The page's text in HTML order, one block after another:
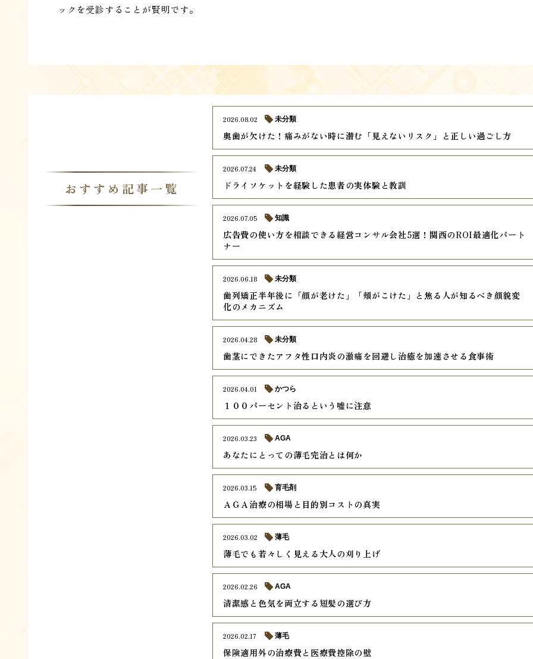
ックを受診することが賢明です。
おすすめ記事一覧
奥歯が欠けた！痛みがない時に潜む「見えないリスク」と正しい過ごし方
2026.08.02 未分類
ドライソケットを経験した患者の実体験と教訓
2026.07.24 未分類
広告費の使い方を相談できる経営コンサル会社5選！関西のROI最適化パート
ナー
2026.07.05 知識
歯列矯正半年後に「顔が老けた」「頬がこけた」と焦る人が知るべき顔貌変
化のメカニズム
2026.06.18 未分類
歯茎にできたアフタ性口内炎の激痛を回避し治癒を加速させる食事術
2026.04.28 未分類
１００パーセント治るという嘘に注意
2026.04.01 かつら
あなたにとっての薄毛完治とは何か
2026.03.23 AGA
ＡＧＡ治療の相場と目的別コストの真実
2026.03.15 育毛剤
薄毛でも若々しく見える大人の刈り上げ
2026.03.02 薄毛
清潔感と色気を両立する短髪の選び方
2026.02.26 AGA
保険適用外の治療費と医療費控除の壁
2026.02.17 薄毛